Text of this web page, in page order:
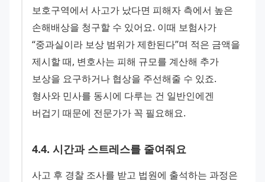
보호구역에서 사고가 났다면 피해자 측에서 높은
손해배상을 청구할 수 있어요. 이때 보험사가
“중과실이라 보상 범위가 제한된다”며 적은 금액을
제시할 때, 변호사는 피해 규모를 계산해 추가
보상을 요구하거나 협상을 주선해줄 수 있죠.
형사와 민사를 동시에 다루는 건 일반인에겐
버겁기 때문에 전문가가 꼭 필요해요.
4.4. 시간과 스트레스를 줄여줘요
사고 후 경찰 조사를 받고 법원에 출석하는 과정은